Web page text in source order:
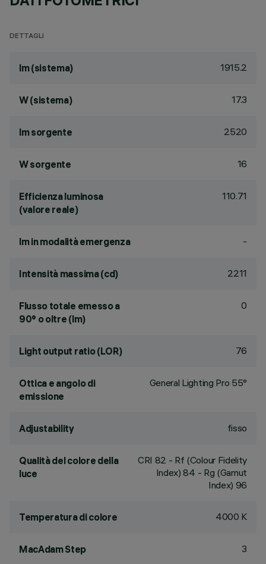
DETTAGLI
lm (sistema) 1915.2
W (sistema) 17.3
lm sorgente 2520
W sorgente 16
Efficienza luminosa
(valore reale)
110.71
lm in modalità emergenza -
Intensità massima (cd) 2211
Flusso totale emesso a
90° o oltre (lm)
0
Light output ratio (LOR) 76
Ottica e angolo di
emissione
General Lighting Pro 55°
Adjustability fisso
Qualità del colore della
luce
CRI 82 - Rf (Colour Fidelity
Index) 84 - Rg (Gamut
Index) 96
Temperatura di colore 4000 K
MacAdam Step 3